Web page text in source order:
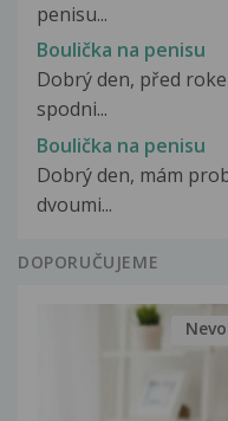
penisu...
Boulička na penisu
Dobrý den, před
spodni...
Boulička na penisu
Dobrý den, mám
dvoumi...
DOPORUČUJEME